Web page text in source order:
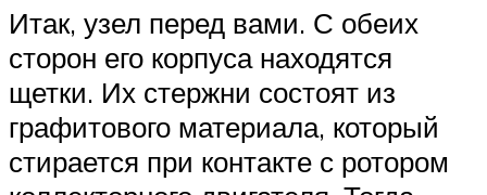
Итак, узел перед вами. С обеих
сторон его корпуса находятся
щетки. Их стержни состоят из
графитового материала, который
стирается при контакте с ротором